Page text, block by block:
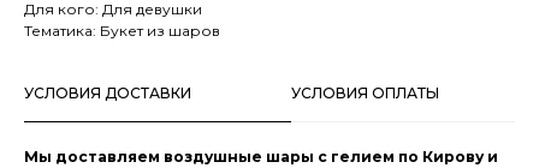
Для кого: Для девушки
Тематика: Букет из шаров
УСЛОВИЯ ДОСТАВКИ УСЛОВИЯ ОПЛАТЫ
Мы доставляем воздушные шары с гелием по Кирову и